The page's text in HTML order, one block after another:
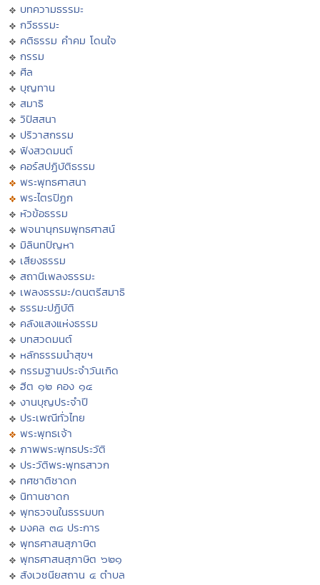
บทความธรรมะ
กวีธรรมะ
คติธรรม คำคม โดนใจ
กรรม
ศีล
บุญทาน
สมาธิ
วิปัสสนา
ปริวาสกรรม
ฟังสวดมนต์
คอร์สปฏิบัติธรรม
พระพุทธศาสนา
พระไตรปิฏก
หัวข้อธรรม
พจนานุกรมพุทธศาสน์
มิลินทปัญหา
เสียงธรรม
สถานีเพลงธรรมะ
เพลงธรรมะ/ดนตรีสมาธิ
ธรรมะปฏิบัติ
คลังแสงแห่งธรรม
บทสวดมนต์
หลักธรรมนำสุขฯ
กรรมฐานประจำวันเกิด
ฮีต ๑๒ คอง ๑๔
งานบุญประจำปี
ประเพณีทั่วไทย
พระพุทธเจ้า
ภาพพระพุทธประวัติ
ประวัติพระพุทธสาวก
ทศชาติชาดก
นิทานชาดก
พุทธวจนในธรรมบท
มงคล ๓๘ ประการ
พุทธศาสนสุภาษิต
พุทธศาสนสุภาษิต ๖๒๑
สังเวชนียสถาน ๔ ตำบล